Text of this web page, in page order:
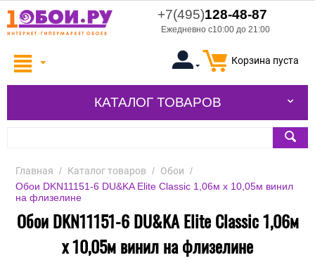
+7(495)128-48-87
Ежедневно с10:00 до 21:00
Корзина пуста
КАТАЛОГ ТОВАРОВ
Главная / Каталог товаров / Обои /
Обои DKN11151-6 DU&KA Elite Classic 1,06м х 10,05м винил
на флизелине
Обои DKN11151-6 DU&KA Elite Classic 1,06м
х 10,05м винил на флизелине